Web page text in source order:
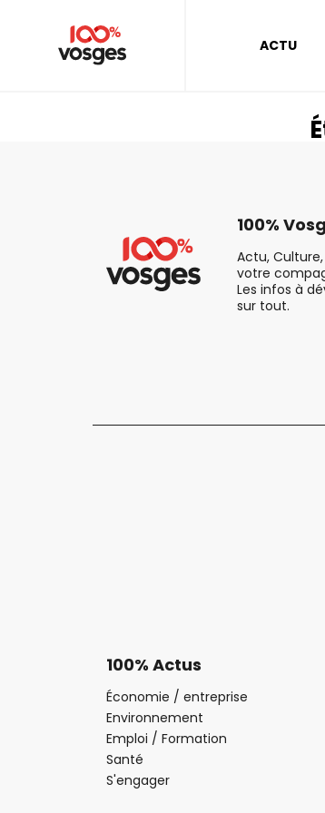
ACTU
100%
Actu, Culture,
votre
Les infos à
sur tout.
100% Actus
Économie / entreprise
Environnement
Emploi / Formation
Santé
S'engager